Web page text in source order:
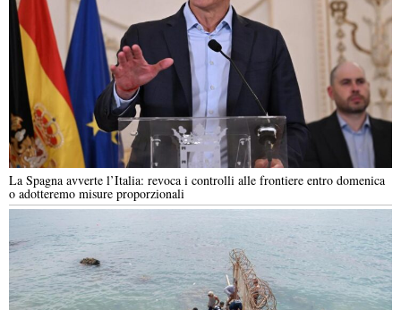
La Spagna avverte l’Italia: revoca i controlli alle frontiere entro domenica
o adotteremo misure proporzionali